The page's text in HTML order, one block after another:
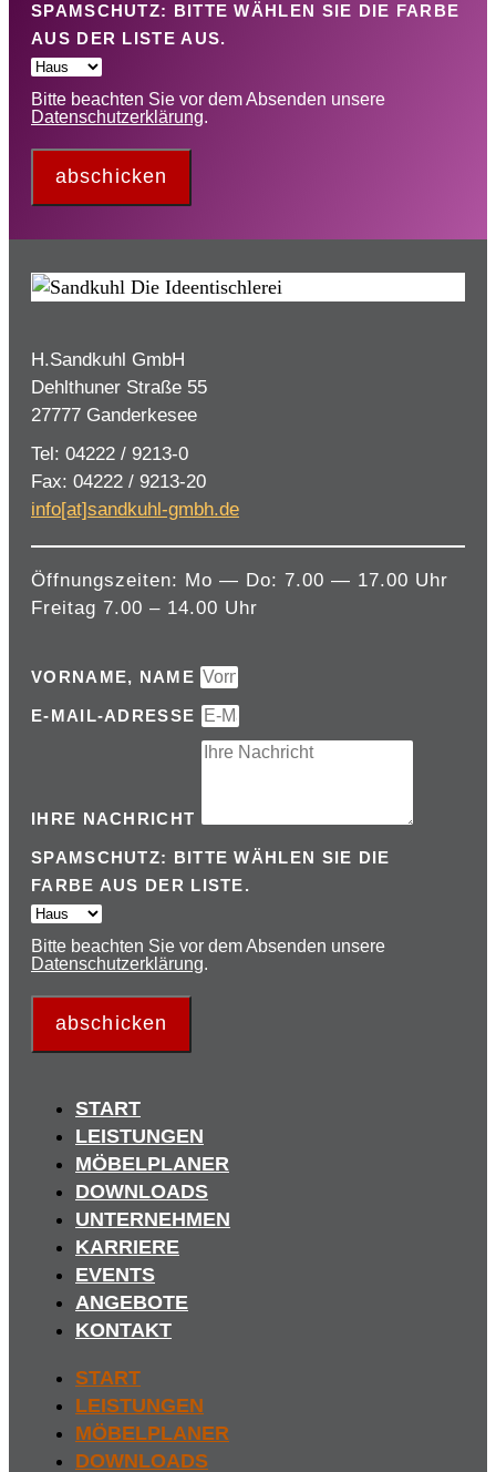
SPAMSCHUTZ: BITTE WÄHLEN SIE DIE FARBE
AUS DER LISTE AUS.
Bitte beachten Sie vor dem Absenden unsere
Datenschutzerklärung.
abschicken
H.Sandkuhl GmbH
Dehlthuner Straße 55
27777 Ganderkesee
Tel: 04222 / 9213-0
Fax: 04222 / 9213-20
info[at]sandkuhl-gmbh.de
Öffnungszeiten: Mo — Do: 7.00 — 17.00 Uhr
Freitag 7.00 – 14.00 Uhr
VORNAME, NAME
E-MAIL-ADRESSE
IHRE NACHRICHT
SPAMSCHUTZ: BITTE WÄHLEN SIE DIE
FARBE AUS DER LISTE.
Bitte beachten Sie vor dem Absenden unsere
Datenschutzerklärung.
abschicken
START
LEISTUNGEN
MÖBELPLANER
DOWNLOADS
UNTERNEHMEN
KARRIERE
EVENTS
ANGEBOTE
KONTAKT
START
LEISTUNGEN
MÖBELPLANER
DOWNLOADS